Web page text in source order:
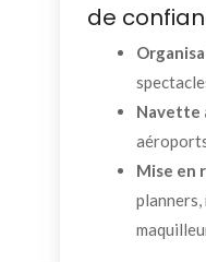
de
Navette
Mise en
planners,